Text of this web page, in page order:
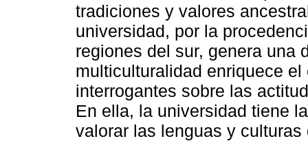
tradiciones y valores
universidad, por la
regiones del sur, genera una
multiculturalidad enriquece
interrogantes sobre las
En ella, la universidad tiene
valorar las lenguas y